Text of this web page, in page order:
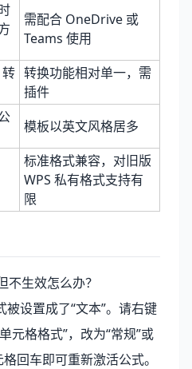
需配合 OneDrive 或
Teams 使用
转换功能相对单一，需
插件
模板以英文风格居多
标准格式兼容，对旧版
WPS 私有格式支持有
限
不生效怎么办？
设置成了“文本”。请右键
元格格式”，改为“常规”或
回车即可重新激活公式。